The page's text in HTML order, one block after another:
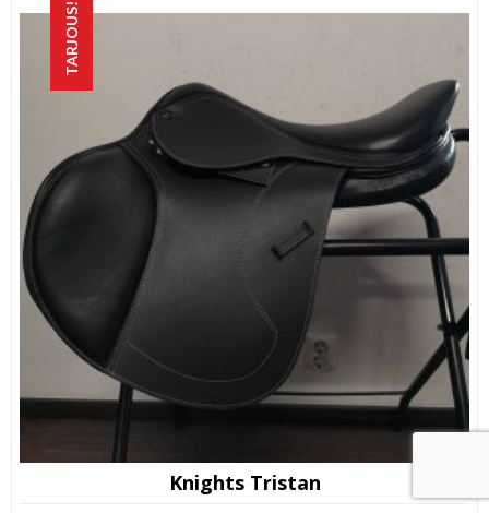
TARJOUS!
Knights Tristan